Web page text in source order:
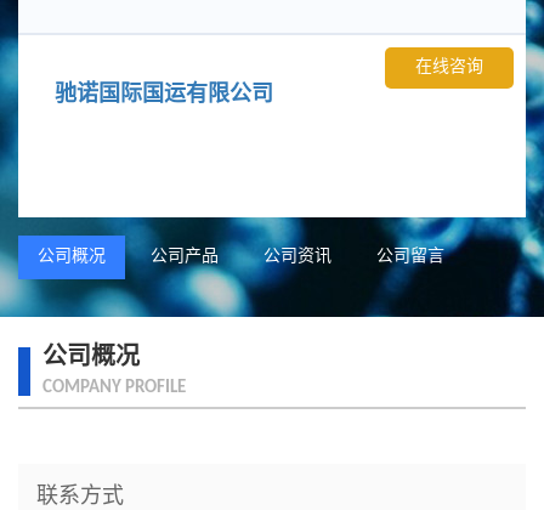
在线咨询
驰诺国际国运有限公司
公司概况 公司产品 公司资讯 公司留言
公司概况
COMPANY PROFILE
联系方式